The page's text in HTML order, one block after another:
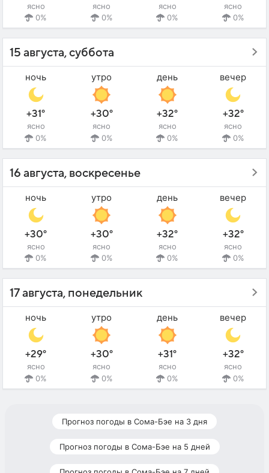
ясно
0%
ясно
0%
ясно
0%
ясно
0%
15 августа, суббота
ночь
+31°
ясно
0%
утро
+30°
ясно
0%
день
+32°
ясно
0%
вечер
+32°
ясно
0%
16 августа, воскресенье
ночь
+30°
ясно
0%
утро
+30°
ясно
0%
день
+32°
ясно
0%
вечер
+32°
ясно
0%
17 августа, понедельник
ночь
+29°
ясно
0%
утро
+30°
ясно
0%
день
+31°
ясно
0%
вечер
+32°
ясно
0%
Прогноз погоды в Сома-Бэе на 3 дня
Прогноз погоды в Сома-Бэе на 5 дней